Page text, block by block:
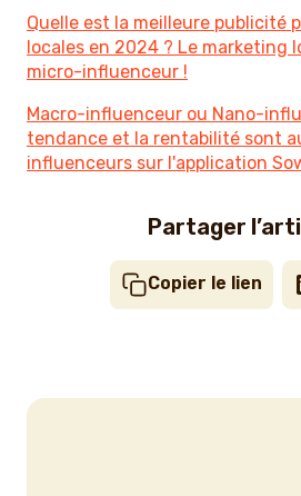
Quelle est la meilleure publicité
locales en 2024 ? Le marketing
micro-influenceur !
Macro-influenceur ou Nano-
tendance et la rentabilité sont
influenceurs sur l'application
Partager
Copier le lien